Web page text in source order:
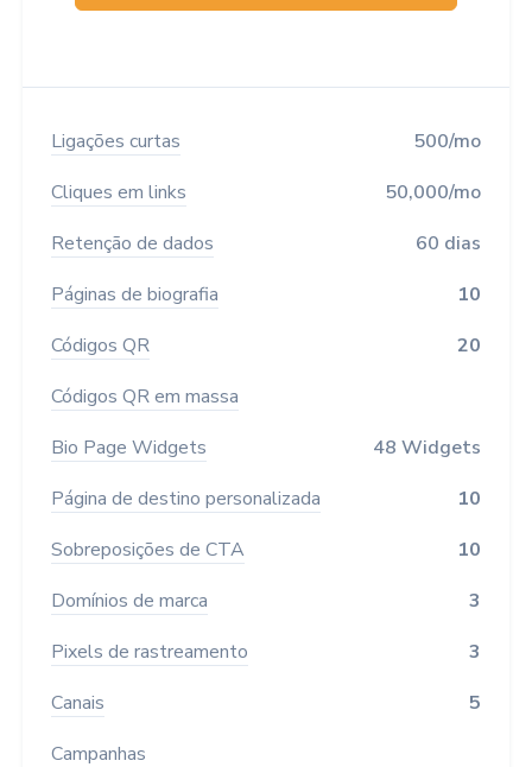
Ligações curtas
500/mo
Cliques em links
50,000/mo
Retenção de dados
60 dias
Páginas de biografia
10
Códigos QR
20
Códigos QR em massa
Bio Page Widgets
48 Widgets
Página de destino personalizada
10
Sobreposições de CTA
10
Domínios de marca
3
Pixels de rastreamento
3
Canais
5
Campanhas